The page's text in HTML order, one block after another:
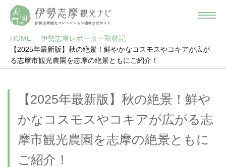
HOME
伊勢志摩レポーター取材記
【2025年最新版】秋の絶景！鮮やかなコスモスやコキアが広が
る志摩市観光農園を志摩の絶景ともにご紹介！
【2025年最新版】秋の絶景！鮮や
かなコスモスやコキアが広がる志
摩市観光農園を志摩の絶景ともに
ご紹介！